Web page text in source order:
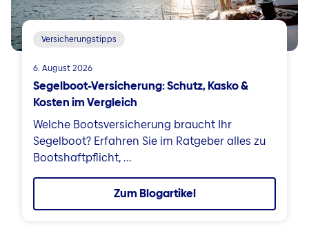
Versicherungstipps
6. August 2026
Segelboot-Versicherung: Schutz, Kasko &
Kosten im Vergleich
Welche Bootsversicherung braucht Ihr
Segelboot? Erfahren Sie im Ratgeber alles zu
Bootshaftpflicht, ...
Zum Blogartikel